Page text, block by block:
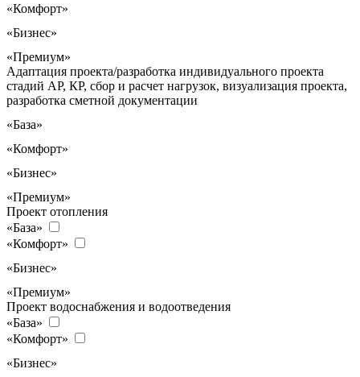
«Комфорт»
«Бизнес»
«Премиум»
Адаптация проекта/разработка индивидуального проекта
стадий АР, КР, сбор и расчет нагрузок, визуализация проекта,
разработка сметной документации
«База»
«Комфорт»
«Бизнес»
«Премиум»
Проект отопления
«База»
«Комфорт»
«Бизнес»
«Премиум»
Проект водоснабжения и водоотведения
«База»
«Комфорт»
«Бизнес»